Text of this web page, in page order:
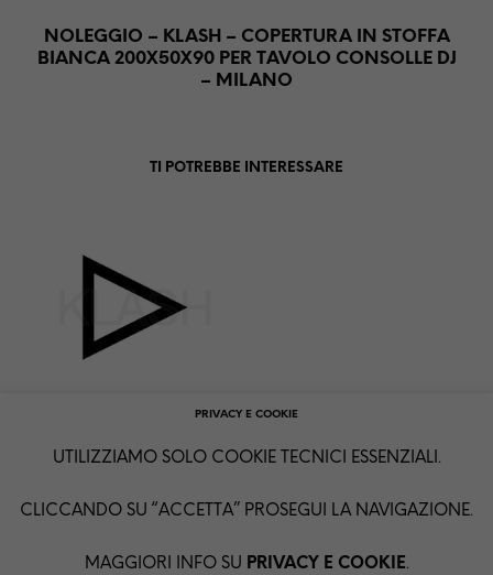
NOLEGGIO – KLASH – COPERTURA IN STOFFA
BIANCA 200X50X90 PER TAVOLO CONSOLLE DJ
– MILANO
TI POTREBBE INTERESSARE
IN STOFFA NERA
PRIVACY E COOKIE
UTILIZZIAMO SOLO COOKIE TECNICI ESSENZIALI.
CLICCANDO SU “ACCETTA” PROSEGUI LA NAVIGAZIONE.
MAGGIORI INFO SU PRIVACY E COOKIE.